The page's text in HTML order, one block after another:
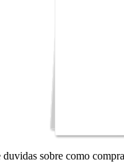
sobre como